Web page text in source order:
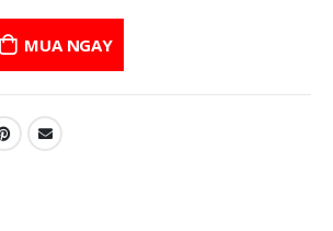
MUA NGAY